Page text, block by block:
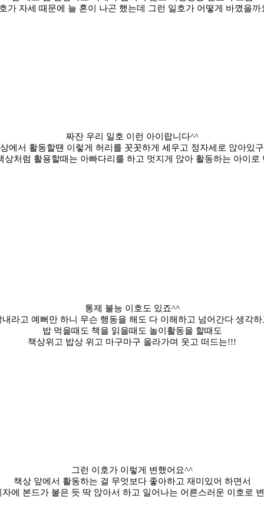
가 자세 때문에 늘 혼이 나곤 했는데 그런 일호가 어떻게 바꼈을까
짜잔 우리 일호 이런 아이랍니다^^
에서 활동할땐 이렇게 허리를 꼿꼿하게 세우고 정자세로 앉아있
상처럼 활용할때는 아빠다리를 하고 멋지게 앉아 활동하는 아이로
통제 불능 이호도 있죠^^
내라고 예뻐만 하니 무슨 행동을 해도 다 이해하고 넘어간다 생각하
밥 먹을때도 책을 읽을때도 놀이활동을 할때도
책상위고 밥상 위고 마구마구 올라가며 웃고 떠드는!!!
그런 이호가 이렇게 변했어요^^
책상 앞에서 활동하는 걸 무엇보다 좋아하고 재미있어 하면서
자에 본드가 붙은 듯 딱 앉아서 하고 일어나는 어른스러운 이호로